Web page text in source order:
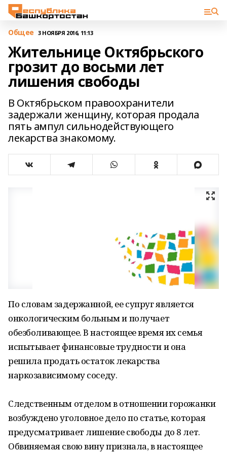
Общее 3 НОЯБРЯ 2016, 11:13
Жительнице Октябрьского
грозит до восьми лет
лишения свободы
В Октябрьском правоохранители
задержали женщину, которая продала
пять ампул сильнодействующего
лекарства знакомому.
По словам задержанной, ее супруг является
онкологическим больным и получает
обезболивающее. В настоящее время их семья
испытывает финансовые трудности и она
решила продать остаток лекарства
наркозависимому соседу.
Следственным отделом в отношении горожанки
возбуждено уголовное дело по статье, которая
предусматривает лишение свободы до 8 лет.
Обвиняемая свою вину признала, в настоящее